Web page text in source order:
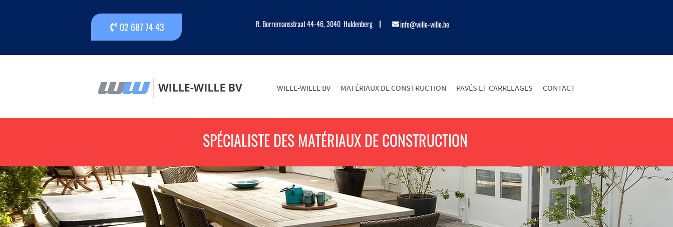
02 687 74 43 R. Borremansstraat 44-46, 3040 Huldenberg info@wille-wille.be
WILLE-WILLE BV MATÉRIAUX DE CONSTRUCTION PAVÉS ET CARRELAGES CONTACT
SPÉCIALISTE DES MATÉRIAUX DE CONSTRUCTION